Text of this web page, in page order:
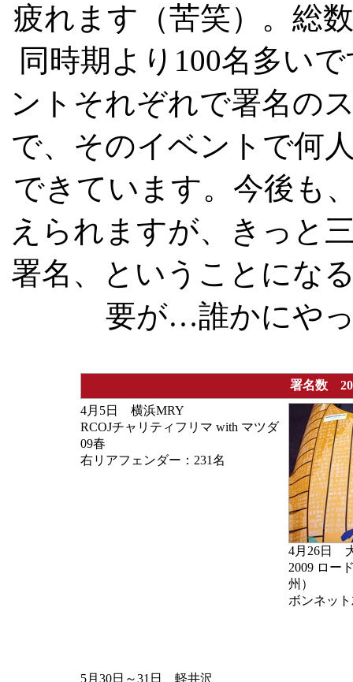
疲れます（苦笑）。総
同時期より100名多い
ントそれぞれで署名の
で、そのイベントで何
できています。今後も
えられますが、きっと
署名、ということにな
要が…誰かにや
署名数
4月5日 横浜MRY
RCOJチャリティフリマ with マツダ
09春
右リアフェンダー：231名
4月26日
2009 ロー
州）
ボンネッ
5月30日～31日 軽井沢